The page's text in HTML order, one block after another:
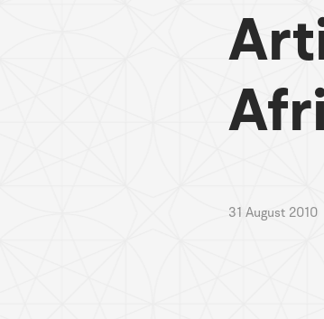
31 August 2010